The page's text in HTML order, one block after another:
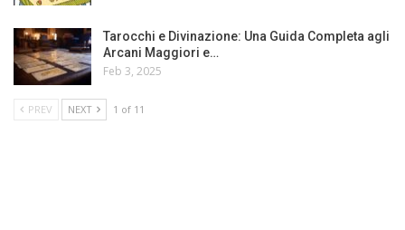
Tarocchi e Divinazione: Una Guida Completa agli
Arcani Maggiori e…
Feb 3, 2025
PREV NEXT 1 of 11